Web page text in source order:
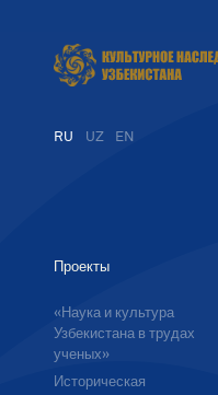
RU UZ EN
Проекты
«Наука и культура
Узбекистана в трудах
ученых»
Историческая